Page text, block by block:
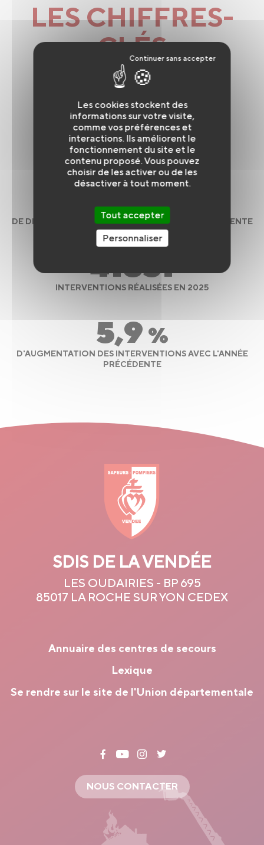
LES CHIFFRES-
CLÉS
Chiffres de l'année -1 (2025)
128574
APPELS REÇUS EN 2025
9,1%
DE DIMINUTION DES APPELS AVEC L'ANNÉE PRÉCÉDENTE
41851
INTERVENTIONS RÉALISÉES EN 2025
5,9 %
D'AUGMENTATION DES INTERVENTIONS AVEC L'ANNÉE
PRÉCÉDENTE
SDIS DE LA VENDÉE
LES OUDAIRIES - BP 695
85017 LA ROCHE SUR YON CEDEX
Annuaire des centres de secours
Lexique
Se rendre sur le site de l'Union départementale
NOUS CONTACTER
Les cookies stockent des
informations sur votre visite,
comme vos préférences et
interactions. Ils améliorent le
fonctionnement du site et le
contenu proposé. Vous pouvez
choisir de les activer ou de les
désactiver à tout moment.
Tout accepter
Personnaliser